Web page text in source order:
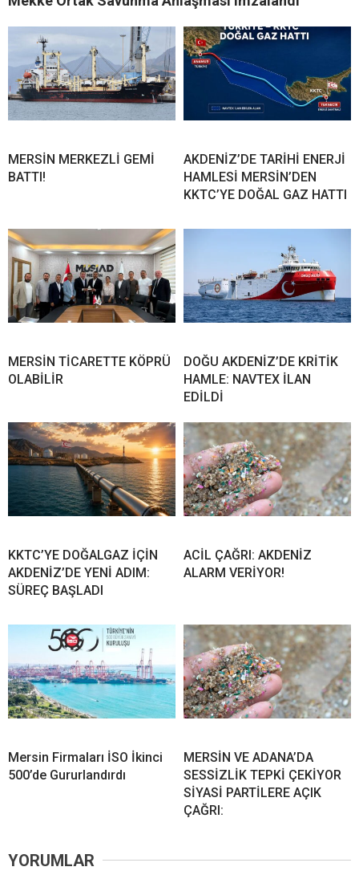
MERSİN MERKEZLİ GEMİ
BATTI!
AKDENİZ’DE TARİHİ ENERJİ
HAMLESİ MERSİN’DEN
KKTC’YE DOĞAL GAZ HATTI
MERSİN TİCARETTE KÖPRÜ
OLABİLİR
DOĞU AKDENİZ’DE KRİTİK
HAMLE: NAVTEX İLAN
EDİLDİ
KKTC’YE DOĞALGAZ İÇİN
AKDENİZ’DE YENİ ADIM:
SÜREÇ BAŞLADI
ACİL ÇAĞRI: AKDENİZ
ALARM VERİYOR!
Mersin Firmaları İSO İkinci
500’de Gururlandırdı
MERSİN VE ADANA’DA
SESSİZLİK TEPKİ ÇEKİYOR
SİYASİ PARTİLERE AÇIK
ÇAĞRI:
YORUMLAR